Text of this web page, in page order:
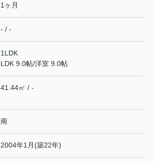
1ヶ月
- / -
1LDK
LDK 9.0帖/洋室 9.0帖
41.44㎡ / -
南
2004年1月(築22年)